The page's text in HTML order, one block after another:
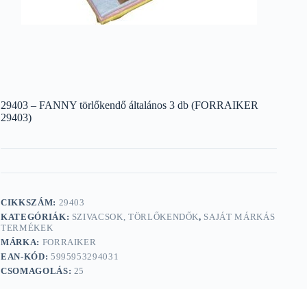
29403 – FANNY törlőkendő általános 3 db (FORRAIKER
29403)
CIKKSZÁM: 29403
KATEGÓRIÁK: SZIVACSOK, TÖRLŐKENDŐK, SAJÁT MÁRKÁS
TERMÉKEK
MÁRKA: FORRAIKER
EAN-KÓD: 5995953294031
CSOMAGOLÁS: 25